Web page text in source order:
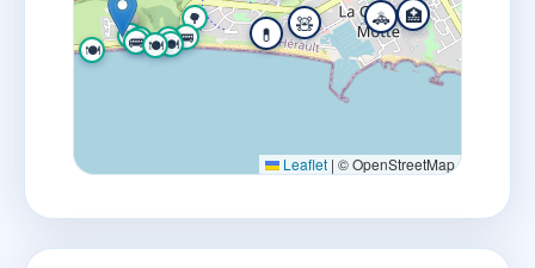
🚓
🧸
💊
🏥
🌳🚌
🚌
🍽️ 🍽️🚌
🍽️🚌
🌳
Leaflet | © OpenStreetMap